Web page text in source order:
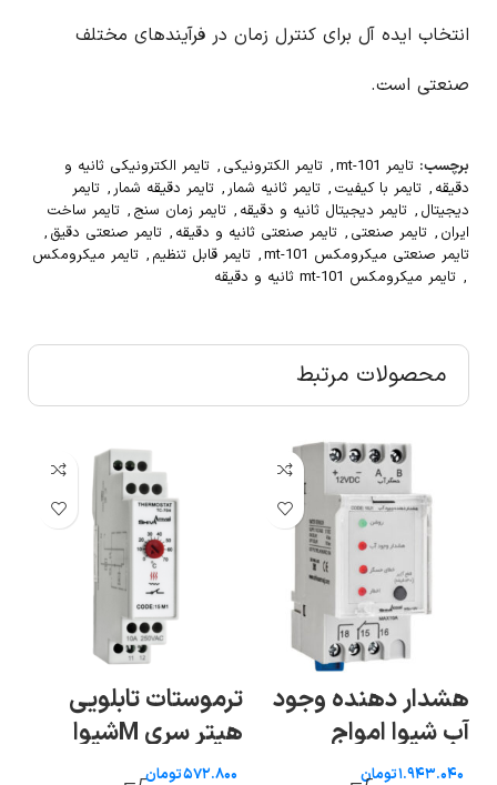
انتخاب ایده آل برای کنترل زمان در فرآیندهای مختلف
صنعتی است.
برچسب: تایمر mt-101 , تایمر الکترونیکی , تایمر الکترونیکی ثانیه و
دقیقه , تایمر با کیفیت , تایمر ثانیه شمار , تایمر دقیقه شمار , تایمر
دیجیتال , تایمر دیجیتال ثانیه و دقیقه , تایمر زمان سنج , تایمر ساخت
ایران , تایمر صنعتی , تایمر صنعتی ثانیه و دقیقه , تایمر صنعتی دقیق ,
تایمر صنعتی میکرومکس mt-101
, تایمر قابل تنظیم , تایمر میکرومکس
, تایمر میکرومکس mt-101 ثانیه و دقیقه
محصولات مرتبط
هشدار دهنده وجود
آب شیوا امواج
تومان
ترموستات تابلویی
هیتر سری Mشیوا
امواج تومان